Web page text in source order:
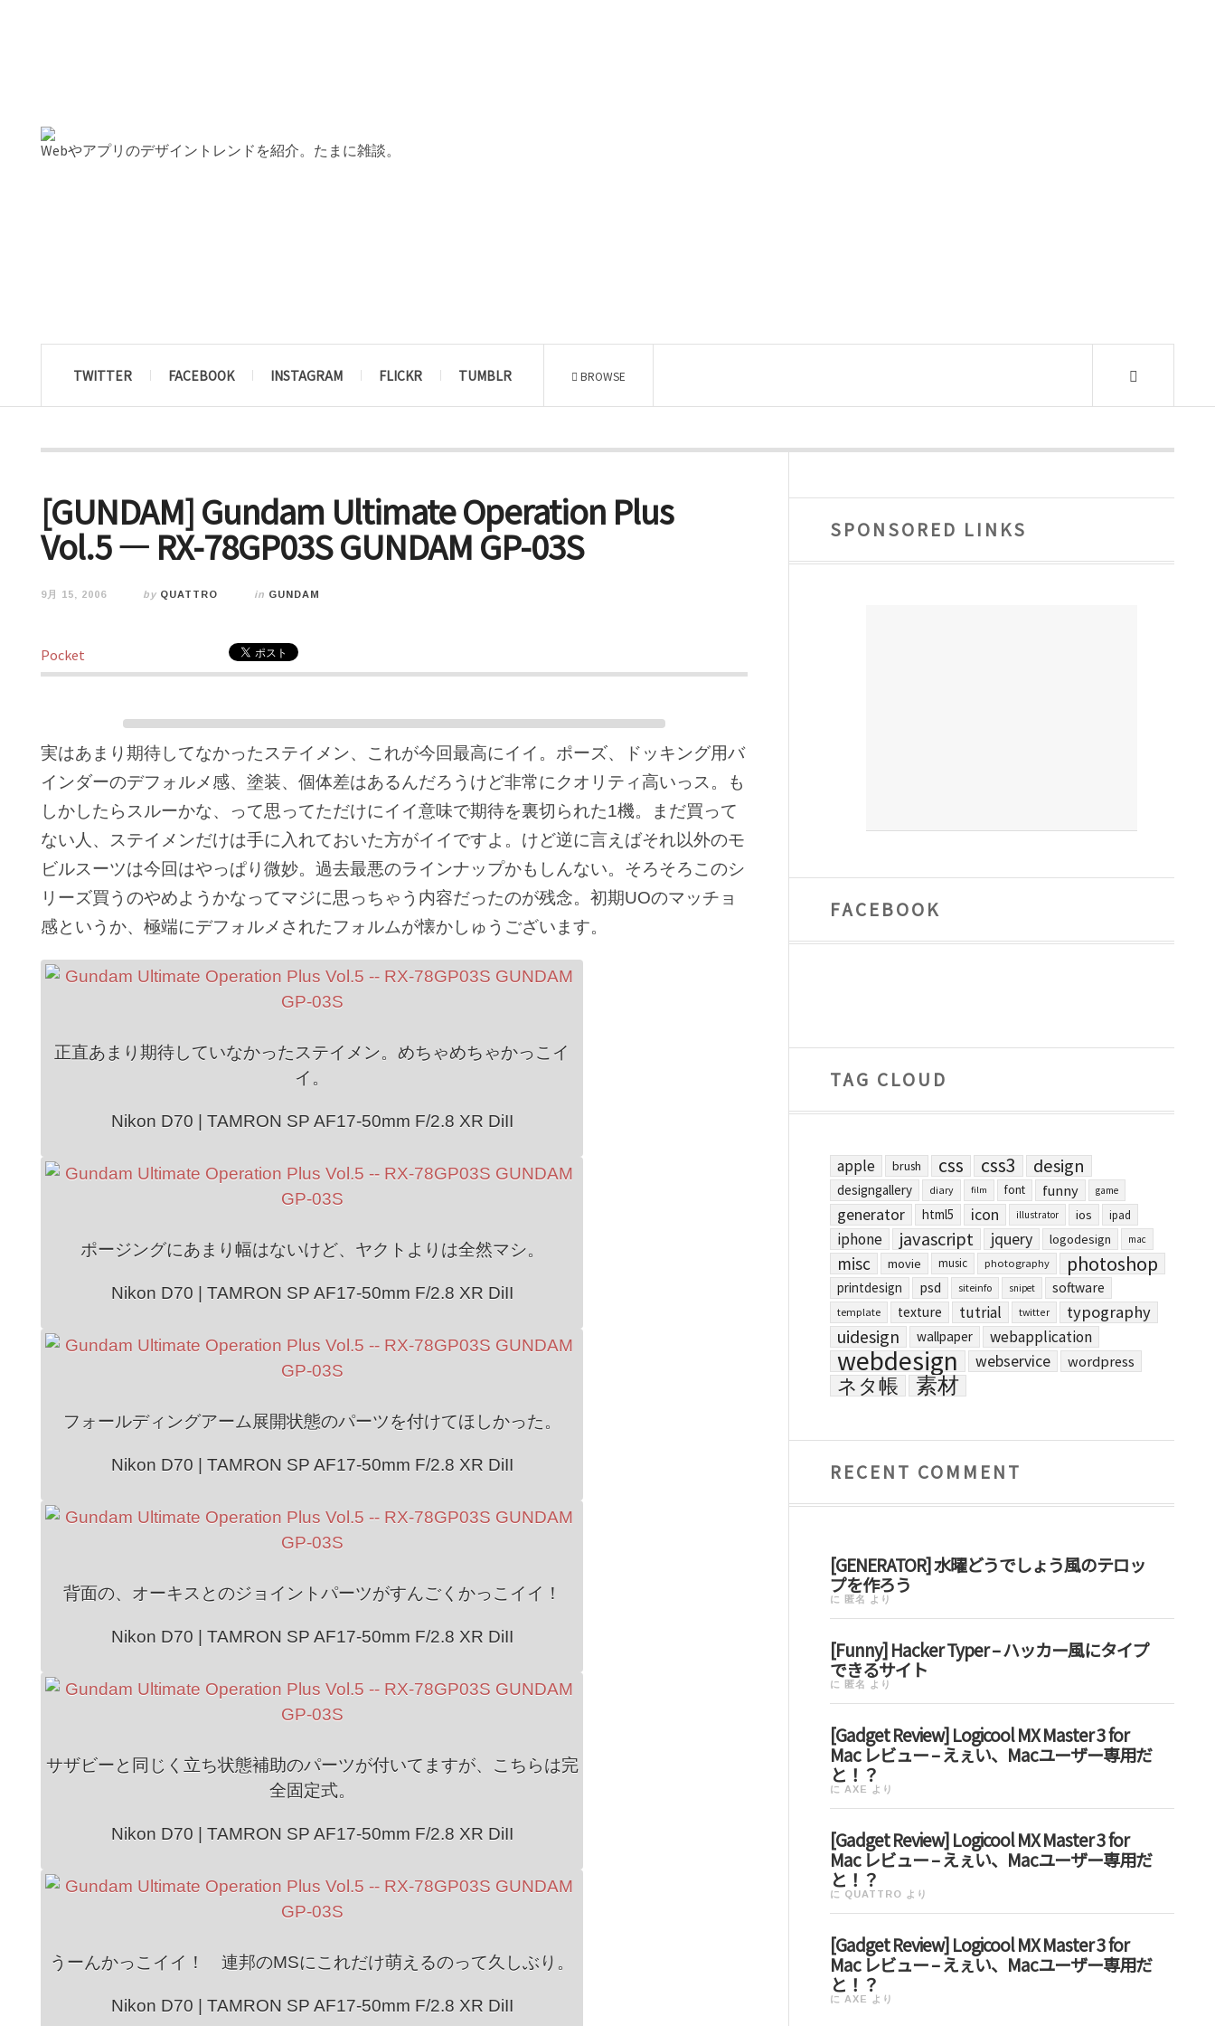
Webやアプリのデザイントレンドを紹介。たまに雑談。
TWITTER FACEBOOK INSTAGRAM FLICKR TUMBLR BROWSE
[GUNDAM] Gundam Ultimate Operation Plus
Vol.5 — RX-78GP03S GUNDAM GP-03S
9月 15, 2006 by QUATTRO in GUNDAM
Pocket
実はあまり期待してなかったステイメン、これが今回最高にイイ。ポーズ、ドッキング用バ
インダーのデフォルメ感、塗装、個体差はあるんだろうけど非常にクオリティ高いっス。も
しかしたらスルーかな、って思ってただけにイイ意味で期待を裏切られた1機。まだ買って
ない人、ステイメンだけは手に入れておいた方がイイですよ。けど逆に言えばそれ以外のモ
ビルスーツは今回はやっぱり微妙。過去最悪のラインナップかもしんない。そろそろこのシ
リーズ買うのやめようかなってマジに思っちゃう内容だったのが残念。初期UOのマッチョ
感というか、極端にデフォルメされたフォルムが懐かしゅうございます。
正直あまり期待していなかったステイメン。めちゃめちゃかっこイ
イ。
Nikon D70 | TAMRON SP AF17-50mm F/2.8 XR DiII
ポージングにあまり幅はないけど、ヤクトよりは全然マシ。
Nikon D70 | TAMRON SP AF17-50mm F/2.8 XR DiII
フォールディングアーム展開状態のパーツを付けてほしかった。
Nikon D70 | TAMRON SP AF17-50mm F/2.8 XR DiII
背面の、オーキスとのジョイントパーツがすんごくかっこイイ！
Nikon D70 | TAMRON SP AF17-50mm F/2.8 XR DiII
サザビーと同じく立ち状態補助のパーツが付いてますが、こちらは完
全固定式。
Nikon D70 | TAMRON SP AF17-50mm F/2.8 XR DiII
うーんかっこイイ！ 連邦のMSにこれだけ萌えるのって久しぶり。
Nikon D70 | TAMRON SP AF17-50mm F/2.8 XR DiII
SPONSORED LINKS
FACEBOOK
TAG CLOUD
apple brush css css3 design
designgallery diary film font funny game
generator html5 icon illustrator ios ipad
iphone javascript jquery logodesign mac
misc movie music photography photoshop
printdesign psd siteinfo snipet software
template texture tutrial twitter typography
uidesign wallpaper webapplication
webdesign webservice wordpress
ネタ帳 素材
RECENT COMMENT
[GENERATOR] 水曜どうでしょう風のテロッ
プを作ろう
に 匿名 より
[Funny] Hacker Typer – ハッカー風にタイプ
できるサイト
に 匿名 より
[Gadget Review] Logicool MX Master 3 for
Mac レビュー – えぇい、Macユーザー専用だ
と！？
に AXE より
[Gadget Review] Logicool MX Master 3 for
Mac レビュー – えぇい、Macユーザー専用だ
と！？
に QUATTRO より
[Gadget Review] Logicool MX Master 3 for
Mac レビュー – えぇい、Macユーザー専用だ
と！？
に AXE より